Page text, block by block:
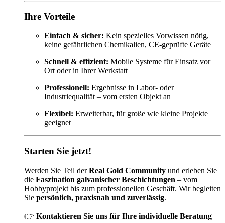
Ihre Vorteile
Einfach & sicher: Kein spezielles Vorwissen nötig,
keine gefährlichen Chemikalien, CE-geprüfte Geräte
Schnell & effizient: Mobile Systeme für Einsatz vor
Ort oder in Ihrer Werkstatt
Professionell: Ergebnisse in Labor- oder
Industriequalität – vom ersten Objekt an
Flexibel: Erweiterbar, für große wie kleine Projekte
geeignet
Starten Sie jetzt!
Werden Sie Teil derReal Gold Community und erleben Sie
die Faszination galvanischer Beschichtungen – vom
Hobbyprojekt bis zum professionellen Geschäft. Wir begleiten
Sie persönlich, praxisnah und zuverlässig.
👉 Kontaktieren Sie uns für Ihre individuelle Beratung